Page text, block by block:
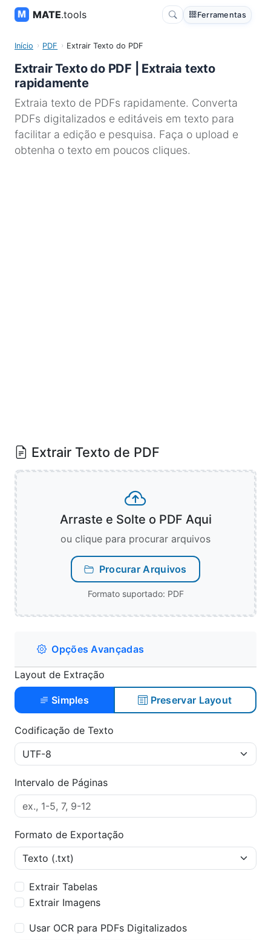
MATE.tools Ferramentas
Início PDF Extrair Texto do PDF
Extrair Texto do PDF | Extraia texto
rapidamente
Extraia texto de PDFs rapidamente. Converta
PDFs digitalizados e editáveis em texto para
facilitar a edição e pesquisa. Faça o upload e
obtenha o texto em poucos cliques.
Extrair Texto de PDF
Arraste e Solte o PDF Aqui
ou clique para procurar arquivos
Procurar Arquivos
Formato suportado: PDF
Opções Avançadas
Layout de Extração
Simples Preservar Layout
Codificação de Texto
Intervalo de Páginas
Formato de Exportação
Extrair Tabelas
Extrair Imagens
Usar OCR para PDFs Digitalizados